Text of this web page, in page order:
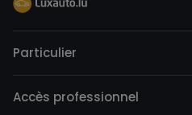
Particulier
Accès professionnel